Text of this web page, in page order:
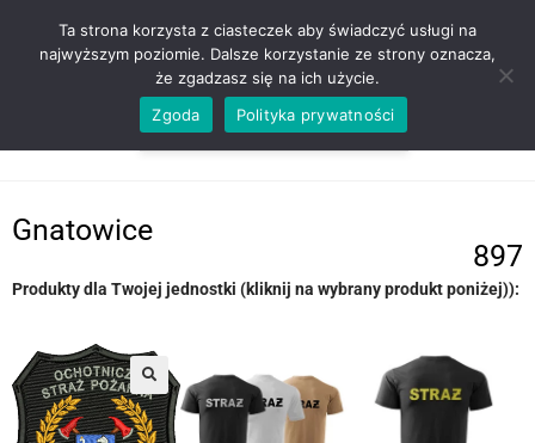
ZADZWOŃ TEL. 600 352 938
Gnatowice
897
Produkty dla Twojej jednostki (kliknij na wybrany produkt poniżej)):
Ta strona korzysta z ciasteczek aby świadczyć usługi na
najwyższym poziomie. Dalsze korzystanie ze strony oznacza,
że zgadzasz się na ich użycie.
Zgoda
Polityka prywatności